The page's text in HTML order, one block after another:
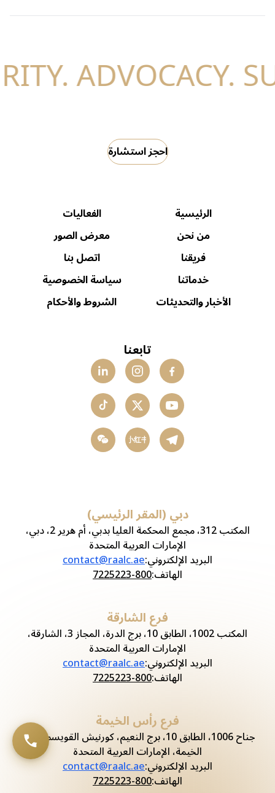
احجز استشارة
الرئيسية
من نحن
فريقنا
خدماتنا
الأخبار والتحديثات
الفعاليات
معرض الصور
اتصل بنا
سياسة الخصوصية
الشروط والأحكام
تابعنا
小红书
دبي (المقر الرئيسي)
المكتب 312، مجمع المحكمة العليا بدبي، أم هرير 2، دبي،
الإمارات العربية المتحدة
البريد الإلكتروني:
contact@raalc.ae
الهاتف:
800-7225223
فرع الشارقة
المكتب 1002، الطابق 10، برج الدرة، المجاز 3، الشارقة،
الإمارات العربية المتحدة
البريد الإلكتروني:
contact@raalc.ae
الهاتف:
800-7225223
فرع رأس الخيمة
جناح 1006، الطابق 10، برج النعيم، كورنيش القويسم، رأس
الخيمة، الإمارات العربية المتحدة
البريد الإلكتروني:
contact@raalc.ae
الهاتف:
800-7225223